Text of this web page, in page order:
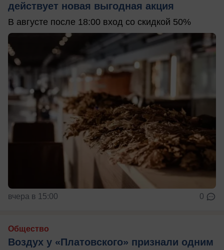
действует новая выгодная акция
В августе после 18:00 вход со скидкой 50%
вчера в 15:00 0
Общество
Воздух у «Платовского» признали одним